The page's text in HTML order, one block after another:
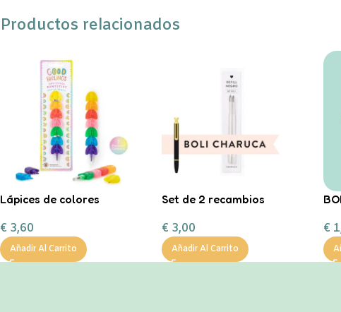
Productos relacionados
Lápices de colores
€ 3,60
Añadir Al Carrito
Set de 2 recambios
€ 3,00
Añadir Al Carrito
€